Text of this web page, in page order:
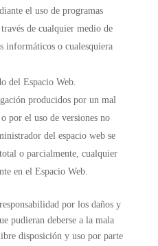
el uso de programas
de cualquier medio de
informáticos o cualesquiera
del Espacio Web.
producidos por un mal
por el uso de versiones no
del espacio web se
o parcialmente, cualquier
en el Espacio Web.
por los daños y
pudieran deberse a la mala
disposición y uso por parte